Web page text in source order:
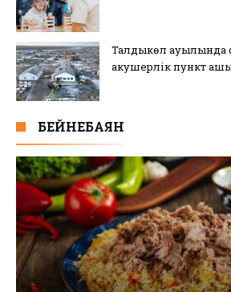
Талдыкөл ауылында
акушерлік пункт
БЕЙНЕБАЯН